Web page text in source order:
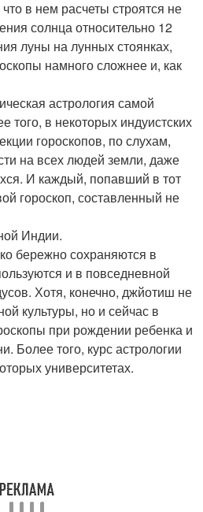
в нем расчеты строятся не
солнца относительно 12
луны на лунных стоянках,
намного сложнее и, как
астрология самой
того, в некоторых индуистских
гороскопов, по слухам,
на всех людей земли, даже
И каждый, попавший в тот
гороскоп, составленный не
Индии.
бережно сохраняются в
и в повседневной
Хотя, конечно, джйотиш не
культуры, но и сейчас в
при рождении ребенка и
Более того, курс астрологии
университетах.